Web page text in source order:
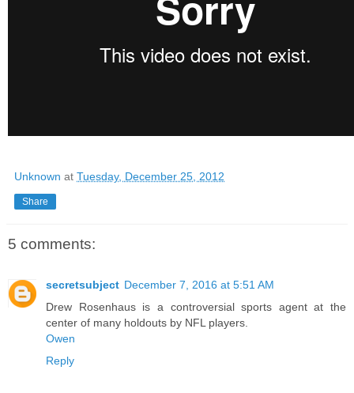
Unknown at Tuesday, December 25, 2012
Share
5 comments:
secretsubject December 7, 2016 at 5:51 AM
Drew Rosenhaus is a controversial sports agent at the
center of many holdouts by NFL players.
Owen
Reply